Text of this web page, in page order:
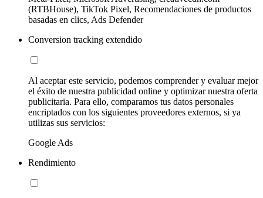
(RTBHouse), TikTok Pixel, Recomendaciones de productos
basadas en clics, Ads Defender
Conversion tracking extendido
Al aceptar este servicio, podemos comprender y evaluar mejor
el éxito de nuestra publicidad online y optimizar nuestra oferta
publicitaria. Para ello, comparamos tus datos personales
encriptados con los siguientes proveedores externos, si ya
utilizas sus servicios:
Google Ads
Rendimiento